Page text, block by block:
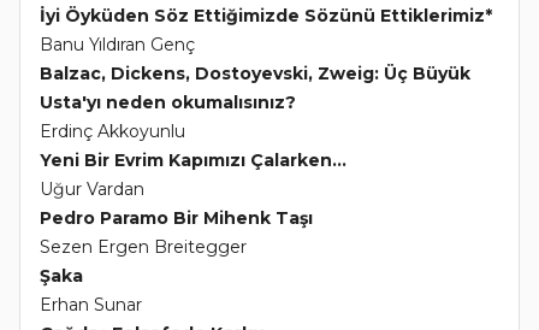
İyi Öyküden Söz Ettiğimizde Sözünü Ettiklerimiz*
Banu Yıldıran Genç
Balzac, Dickens, Dostoyevski, Zweig: Üç Büyük
Usta'yı neden okumalısınız?
Erdinç Akkoyunlu
Yeni Bir Evrim Kapımızı Çalarken...
Uğur Vardan
Pedro Paramo Bir Mihenk Taşı
Sezen Ergen Breitegger
Şaka
Erhan Sunar